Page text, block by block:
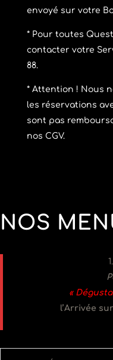
envoyé sur votre
* Pour toutes
contacter votre
88.
* Attention ! Nous
les réservations
sont pas
nos CGV.
NOS
«
l’Arrivée